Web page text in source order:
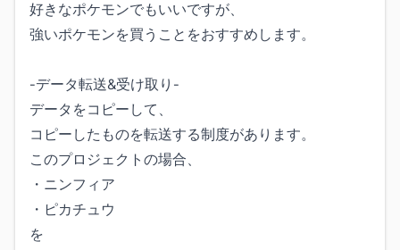
好きなポケモンでもいいですが、
強いポケモンを買うことをおすすめします。
-データ転送&受け取り-
データをコピーして、
コピーしたものを転送する制度があります。
このプロジェクトの場合、
・ニンフィア
・ピカチュウ
を